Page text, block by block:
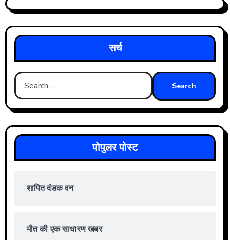
सर्च
Search
for:
पोपुलर पोस्ट
शापित दंडक वन
मौत की एक साधारण खबर